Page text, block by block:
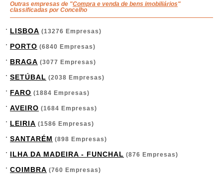
Outras empresas de "Compra e venda de bens imobiliários"
classificadas por Concelho
LISBOA (13276 Empresas)
PORTO (6840 Empresas)
BRAGA (3077 Empresas)
SETÚBAL (2038 Empresas)
FARO (1884 Empresas)
AVEIRO (1684 Empresas)
LEIRIA (1586 Empresas)
SANTARÉM (898 Empresas)
ILHA DA MADEIRA - FUNCHAL (876 Empresas)
COIMBRA (760 Empresas)